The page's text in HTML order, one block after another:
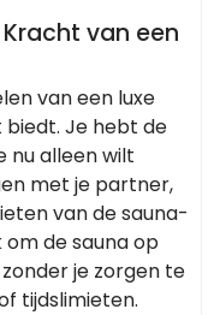
van een
van een luxe
biedt. Je hebt de
nu alleen wilt
met je partner,
van de sauna-
de sauna op
je zorgen te
tijdslimieten.